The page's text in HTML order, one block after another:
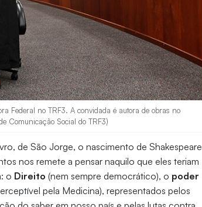
Federal no TRF3. A convidada é autora de obras no
Comunicação Social do TRF3)
de São Jorge, o nascimento de Shakespeare
nos remete a pensar naquilo que eles teriam
o Direito (nem sempre democrático), o poder
pela Medicina), representados pelos